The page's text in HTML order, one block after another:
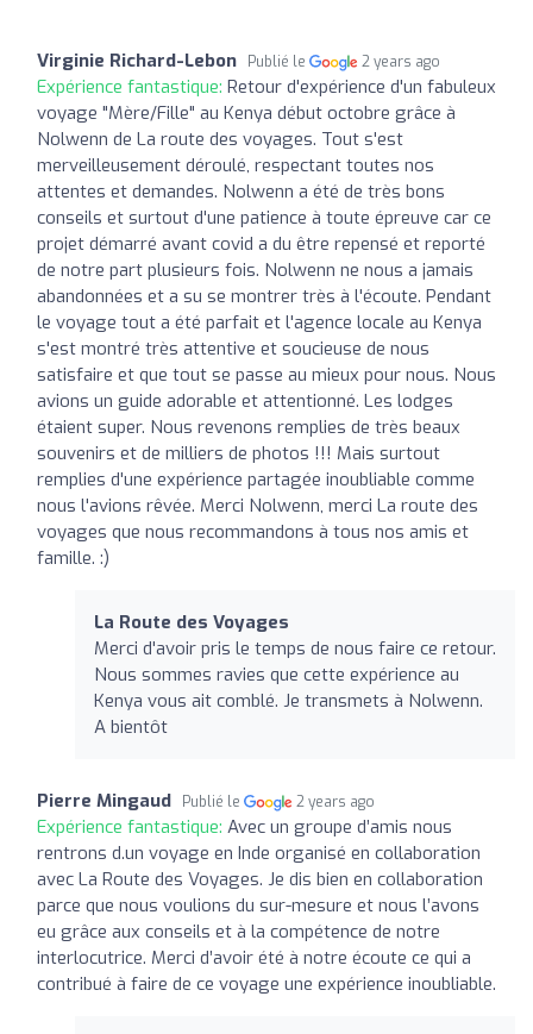
Virginie Richard-Lebon Publié le 2 years ago
Expérience fantastique: Retour d'expérience d'un fabuleux
voyage "Mère/Fille" au Kenya début octobre grâce à
Nolwenn de La route des voyages. Tout s'est
merveilleusement déroulé, respectant toutes nos
attentes et demandes. Nolwenn a été de très bons
conseils et surtout d'une patience à toute épreuve car ce
projet démarré avant covid a du être repensé et reporté
de notre part plusieurs fois. Nolwenn ne nous a jamais
abandonnées et a su se montrer très à l'écoute. Pendant
le voyage tout a été parfait et l'agence locale au Kenya
s'est montré très attentive et soucieuse de nous
satisfaire et que tout se passe au mieux pour nous. Nous
avions un guide adorable et attentionné. Les lodges
étaient super. Nous revenons remplies de très beaux
souvenirs et de milliers de photos !!! Mais surtout
remplies d'une expérience partagée inoubliable comme
nous l'avions rêvée. Merci Nolwenn, merci La route des
voyages que nous recommandons à tous nos amis et
famille. :)
La Route des Voyages
Merci d'avoir pris le temps de nous faire ce retour.
Nous sommes ravies que cette expérience au
Kenya vous ait comblé. Je transmets à Nolwenn.
A bientôt
Pierre Mingaud Publié le 2 years ago
Expérience fantastique: Avec un groupe d’amis nous
rentrons d.un voyage en Inde organisé en collaboration
avec La Route des Voyages. Je dis bien en collaboration
parce que nous voulions du sur-mesure et nous l’avons
eu grâce aux conseils et à la compétence de notre
interlocutrice. Merci d’avoir été à notre écoute ce qui a
contribué à faire de ce voyage une expérience inoubliable.